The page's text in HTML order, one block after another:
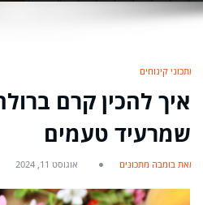
מתכוני קינוחים
איך להכין קרם
שמרעיד טעמים
מאת בומבה מתכונים אוגוסט 11, 2024